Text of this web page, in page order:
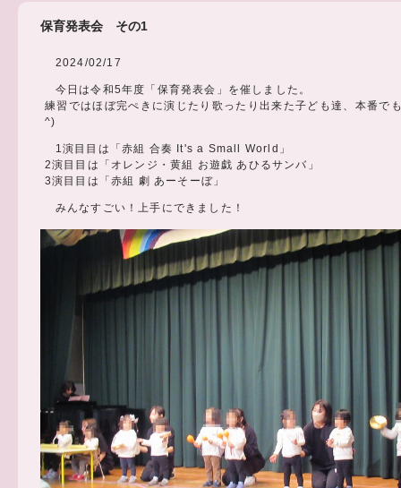
保育発表会 その1
2024/02/17
今日は令和5年度「保育発表会」を催しました。
練習ではほぼ完ぺきに演じたり歌ったり出来た子ども達、本番で
^)
1演目目は「赤組 合奏 It's a Small World」
2演目目は「オレンジ・黄組 お遊戯 あひるサンバ」
3演目目は「赤組 劇 あーそーぼ」
みんなすごい！上手にできました！